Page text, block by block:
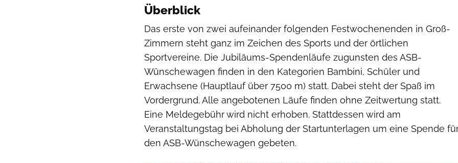
Überblick
Das erste von zwei aufeinander folgenden Festwochenenden in Groß-
Zimmern steht ganz im Zeichen des Sports und der örtlichen
Sportvereine. Die Jubiläums-Spendenläufe zugunsten des ASB-
Wünschewagen finden in den Kategorien Bambini, Schüler und
Erwachsene (Hauptlauf über 7500 m) statt. Dabei steht der Spaß im
Vordergrund. Alle angebotenen Läufe finden ohne Zeitwertung statt.
Eine Meldegebühr wird nicht erhoben. Stattdessen wird am
Veranstaltungstag bei Abholung der Startunterlagen um eine Spende
den ASB-Wünschewagen gebeten.